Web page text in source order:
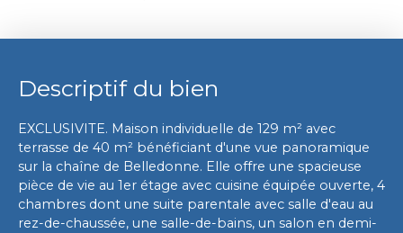
Descriptif du bien
EXCLUSIVITE. Maison individuelle de 129 m² avec
terrasse de 40 m² bénéficiant d'une vue panoramique
sur la chaîne de Belledonne. Elle offre une spacieuse
pièce de vie au 1er étage avec cuisine équipée ouverte, 4
chambres dont une suite parentale avec salle d'eau au
rez-de-chaussée, une salle-de-bains, un salon en demi-